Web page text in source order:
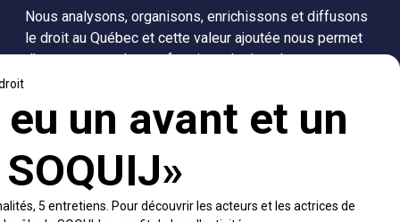
Nous analysons, organisons, enrichissons et diffusons
le droit au Québec et cette valeur ajoutée nous permet
d’accompagner les professionnels dans leurs
population dans sa compréhension du droit.
Accès rapides